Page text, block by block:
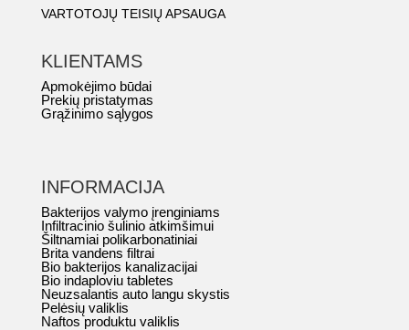
VARTOTOJŲ TEISIŲ APSAUGA
KLIENTAMS
Apmokėjimo būdai
Prekių pristatymas
Grąžinimo sąlygos
INFORMACIJA
Bakterijos valymo įrenginiams
Infiltracinio šulinio atkimšimui
Šiltnamiai polikarbonatiniai
Brita vandens filtrai
Bio bakterijos kanalizacijai
Bio indaploviu tabletes
Neuzsalantis auto langu skystis
Pelėsių valiklis
Naftos produktu valiklis